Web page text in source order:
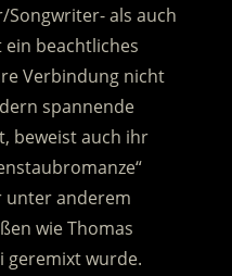
Songwriter- als auch
beachtliches
Verbindung nicht
spannende
beweist auch ihr
unter anderem
wie Thomas
geremixt wurde.